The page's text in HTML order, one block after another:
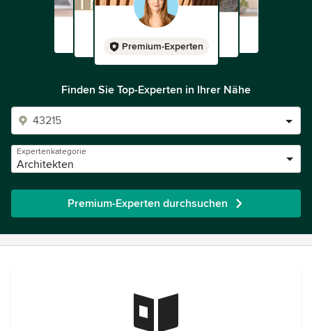
Premium-Experten
Finden Sie Top-Experten in Ihrer Nähe
Expertenkategorie
Architekten
Premium-Experten durchsuchen